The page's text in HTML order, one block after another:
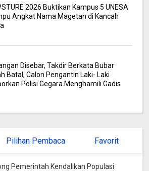
2026 Buktikan Kampus 5 UNESA
Angkat Nama Magetan di Kancah
Disebar, Takdir Berkata Bubar
Batal, Calon Pengantin Laki- Laki
Polisi Gegara Menghamili Gadis
Pilihan Pembaca Favorit
Pemerintah Kendalikan Populasi